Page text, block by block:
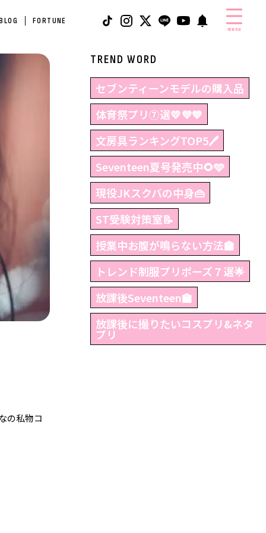
FORTUNE
menu
の私物コ
TREND WORD
セブンティーンモデルの購入品
体育祭プリ⑦選💛💜💙
文房具ランキングTOP5🖊
Seventeen夏号発売中🌻🩵
現役JKスクバの中身👜
ST受験対策室📝
授業中お腹が鳴らない方法🏫
トレンド制服プリポーズ７選🌟
放課後Seventeen🏫
放課後に撮りたいコスプリ&ネタ
プリ